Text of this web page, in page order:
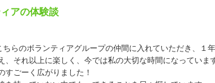
アの体験談
ちらのボランティアグループの仲間に入れていただき、１
、それ以上に楽しく、今では私の大切な時間になってい
すごーく広がりました！